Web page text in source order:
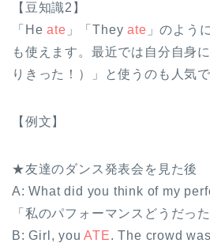
【豆知識2】
「Heate 」「Theyate 」のよう
も使えます。最近では自分自身
りきった！）」と使うのも人気で
【例文】
★友達のダンス発表会を見た後
A: What did you think of my
「私のパフォーマンスどうだった
B: Girl, youATE. The crowd